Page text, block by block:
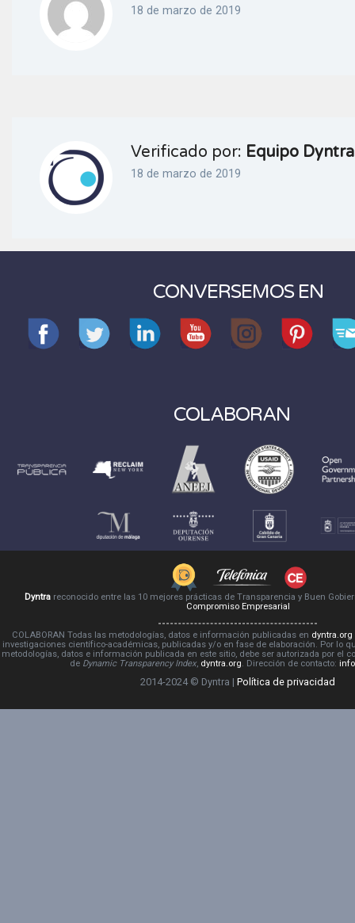
18 de marzo de 2019
Verificado por: Equipo Dyntra
18 de marzo de 2019
CONVERSEMOS EN
COLABORAN
Dyntrareconocido entre las 10 mejores prácticas de Transparencia y Buen
Compromiso Empresarial
COLABORAN Todas las metodologías, datos e información publicadas en dyntra.org
investigaciones científico-académicas, publicadas y/o en fase de elaboración. Por lo
metodologías, datos e información publicada en este sitio, debe ser autorizada por el
de Dynamic Transparency Index, dyntra.org. Dirección de contacto:
2014-2024 © Dyntra | Política de privacidad